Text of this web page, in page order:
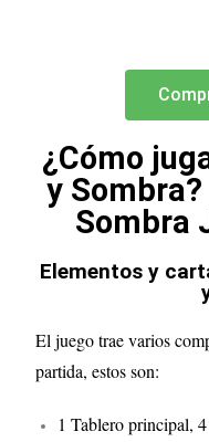
¿Cómo
y
Sombra
Elementos y
El juego trae varios
partida, estos son:
1 Tablero principal,